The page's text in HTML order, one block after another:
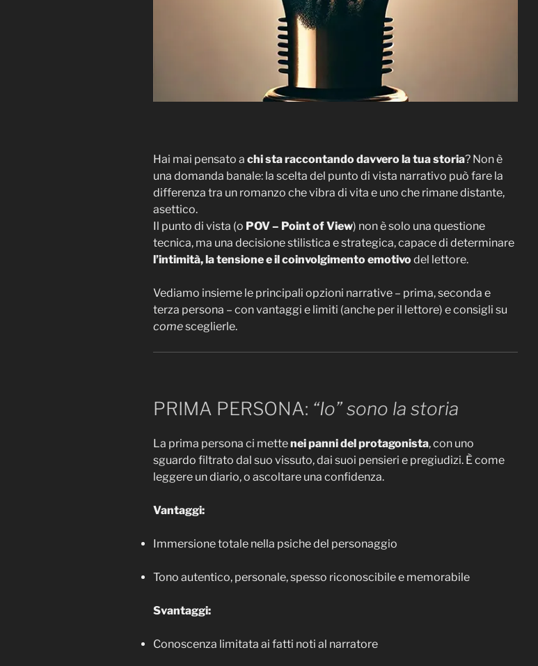
Hai mai pensato a chi sta raccontando davvero la tua storia? Non è
una domanda banale: la scelta del punto di vista narrativo può fare la
differenza tra un romanzo che vibra di vita e uno che rimane distante,
asettico.
Il punto di vista (o POV – Point of View) non è solo una questione
tecnica, ma una decisione stilistica e strategica, capace di determinare
l’intimità, la tensione e il coinvolgimento emotivodel lettore.
Vediamo insieme le principali opzioni narrative – prima, seconda e
terza persona – con vantaggi e limiti (anche per il lettore) e consigli su
comesceglierle.
PRIMA PERSONA: “Io” sono la storia
La prima persona ci mettenei panni del protagonista, con uno
sguardo filtrato dal suo vissuto, dai suoi pensieri e pregiudizi. È come
leggere un diario, o ascoltare una confidenza.
Vantaggi:
Immersione totale nella psiche del personaggio
Tono autentico, personale, spesso riconoscibile e memorabile
Svantaggi:
Conoscenza limitata ai fatti noti al narratore